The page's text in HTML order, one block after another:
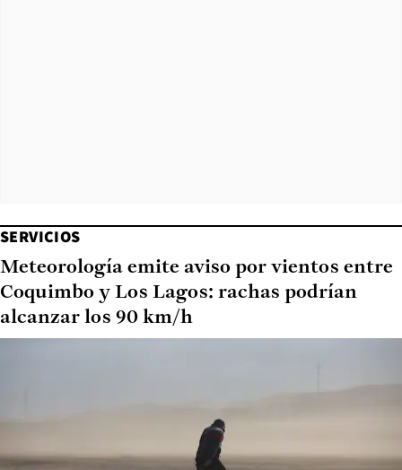
SERVICIOS
Meteorología emite aviso por vientos entre
Coquimbo y Los Lagos: rachas podrían
alcanzar los 90 km/h